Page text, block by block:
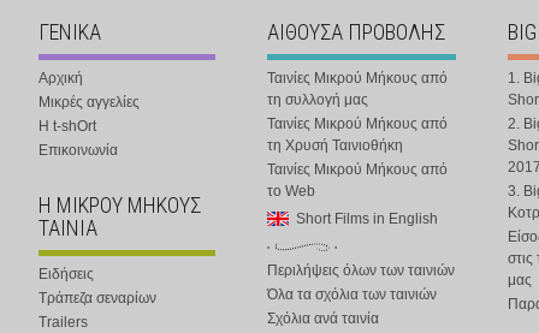
ΓΕΝΙΚΑ
Αρχική
Μικρές αγγελίες
Η t-shOrt
Επικοινωνία
Η ΜΙΚΡΟΥ ΜΗΚΟΥΣ
ΤΑΙΝΙΑ
Ειδήσεις
Τράπεζα σεναρίων
Trailers
ΑΙΘΟΥΣΑ ΠΡΟΒΟΛΗΣ
Ταινίες Μικρού Μήκους από
τη συλλογή μας
Ταινίες Μικρού Μήκους από
τη Χρυσή Ταινιοθήκη
Ταινίες Μικρού Μήκους από
το Web
Short Films in English
Περιλήψεις όλων των ταινιών
Όλα τα σχόλια των ταινιών
Σχόλια ανά ταινία
1.
2.
3.
στις
μας